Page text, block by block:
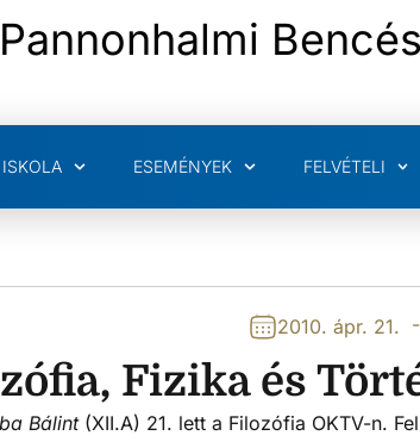
Pannonhalmi
ISKOLA ESEMÉNYEK FELVÉTELI
2010. ápr. 21. -
Fizika és
Bálint(XII.A) 21. lett a Filozófia OKTV-n.